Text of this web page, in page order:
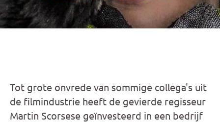
Tot grote onvrede van sommige collega's uit
de filmindustrie heeft de gevierde regisseur
Martin Scorsese geïnvesteerd in een bedrijf